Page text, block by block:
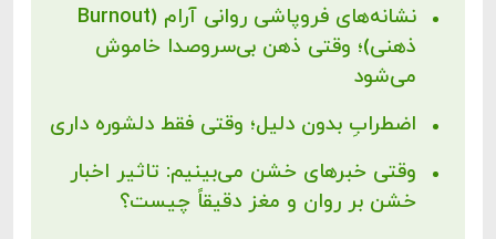
نشانه‌های فروپاشی روانی آرام (Burnout
ذهنی)؛ وقتی ذهن بی‌سروصدا خاموش
می‌شود
اضطرابِ بدون دلیل؛ وقتی فقط دلشوره داری
وقتی خبرهای خشن می‌بینیم: تاثیر اخبار
خشن بر روان و مغز دقیقاً چیست؟